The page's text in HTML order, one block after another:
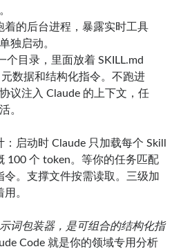
着的后台进程，暴露实时工具
独启动。
个目录，里面放着 SKILL.md
数据和结构化指令。不跑进
议注入 Claude 的上下文，任
。
启动时 Claude 只加载每个 Skill
100 个 token。等你的任务匹配
令。支撑文件按需读取。三级加
。
词包装器，是可组合的结构化指
Code 就是你的领域专用分析